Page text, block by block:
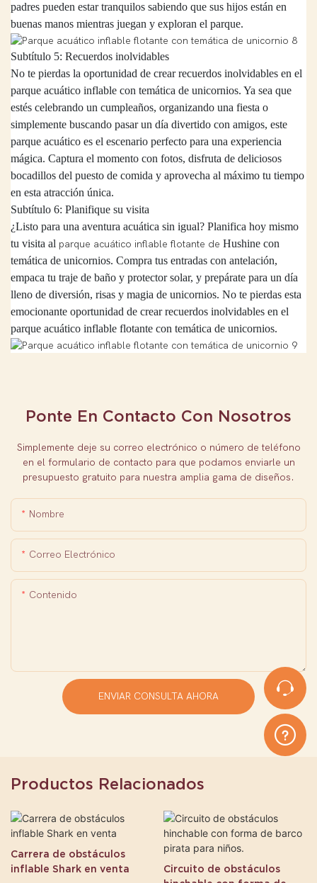
padres pueden estar tranquilos sabiendo que sus hijos están en
buenas manos mientras juegan y exploran el parque.
Subtítulo 5: Recuerdos inolvidables
No te pierdas la oportunidad de crear recuerdos inolvidables en el
parque acuático inflable con temática de unicornios. Ya sea que
estés celebrando un cumpleaños, organizando una fiesta o
simplemente buscando pasar un día divertido con amigos, este
parque acuático es el escenario perfecto para una experiencia
mágica. Captura el momento con fotos, disfruta de deliciosos
bocadillos del puesto de comida y aprovecha al máximo tu tiempo
en esta atracción única.
Subtítulo 6: Planifique su visita
¿Listo para una aventura acuática sin igual? Planifica hoy mismo
tu visita al parque acuático inflable flotante de Hushine con
temática de unicornios. Compra tus entradas con antelación,
empaca tu traje de baño y protector solar, y prepárate para un día
lleno de diversión, risas y magia de unicornios. No te pierdas esta
emocionante oportunidad de crear recuerdos inolvidables en el
parque acuático inflable flotante con temática de unicornios.
Ponte En Contacto Con Nosotros
Simplemente deje su correo electrónico o número de teléfono
en el formulario de contacto para que podamos enviarle un
presupuesto gratuito para nuestra amplia gama de diseños.
Nombre
Correo Electrónico
Contenido
ENVIAR CONSULTA AHORA
Productos Relacionados
Carrera de obstáculos
inflable Shark en venta
Circuito de obstáculos